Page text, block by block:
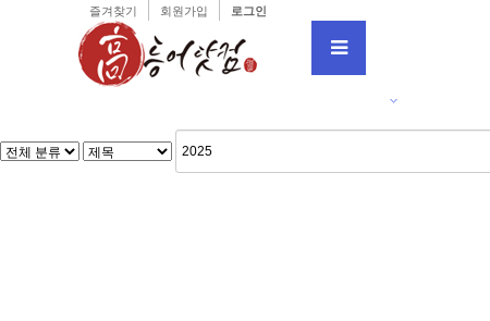
즐겨찾기 회원가입 로그인
강
하위분류
하위